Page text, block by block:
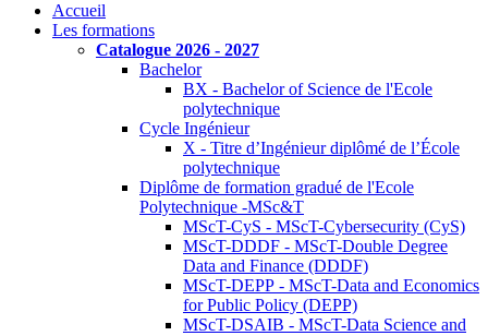
Accueil
Les formations
Catalogue 2026 - 2027
Bachelor
BX - Bachelor of Science de l'Ecole
polytechnique
Cycle Ingénieur
X - Titre d’Ingénieur diplômé de l’École
polytechnique
Diplôme de formation gradué de l'Ecole
Polytechnique -MSc&T
MScT-CyS - MScT-Cybersecurity (CyS)
MScT-DDDF - MScT-Double Degree
Data and Finance (DDDF)
MScT-DEPP - MScT-Data and Economics
for Public Policy (DEPP)
MScT-DSAIB - MScT-Data Science and